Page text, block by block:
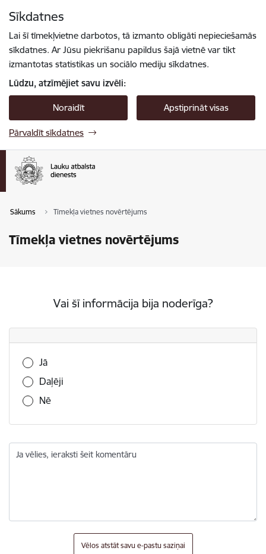
Sīkdatnes
Lai šī tīmekļvietne darbotos, tā izmanto obligāti nepieciešamās
sīkdatnes. Ar Jūsu piekrišanu papildus šajā vietnē var tikt
izmantotas statistikas un sociālo mediju sīkdatnes.
Lūdzu, atzīmējiet savu izvēli:
Noraidīt Apstiprināt visas
Pārvaldīt sīkdatnes
Sākums Tīmekļa vietnes novērtējums
Tīmekļa vietnes novērtējums
Vai šī informācija bija noderīga?
Vai šī informācija bija noderīga?
Jā
Daļēji
Nē
Ja vēlies, ieraksti šeit komentāru
Vēlos atstāt savu e-pastu saziņai